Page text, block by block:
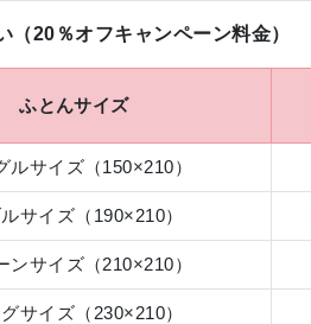
（20％オフキャンペーン料金）
ふとんサイズ
ルサイズ（150×210）
サイズ（190×210）
ンサイズ（210×210）
サイズ（230×210）